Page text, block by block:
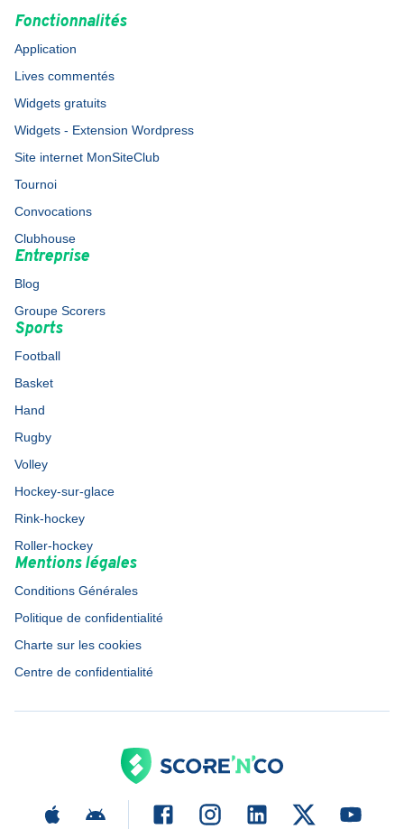
Fonctionnalités
Application
Lives commentés
Widgets gratuits
Widgets - Extension Wordpress
Site internet MonSiteClub
Tournoi
Convocations
Clubhouse
Entreprise
Blog
Groupe Scorers
Sports
Football
Basket
Hand
Rugby
Volley
Hockey-sur-glace
Rink-hockey
Roller-hockey
Mentions légales
Conditions Générales
Politique de confidentialité
Charte sur les cookies
Centre de confidentialité